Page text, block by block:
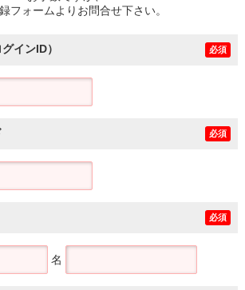
フォームよりお問合せ下さい。
インID） 必須
必須
必須
名